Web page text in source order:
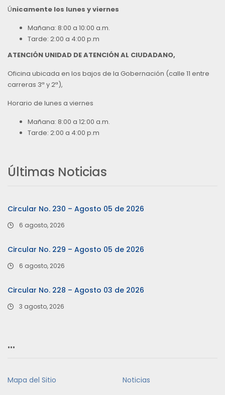
Únicamente los lunes y viernes
Mañana: 8:00 a 10:00 a.m.
Tarde: 2:00 a 4:00 p.m
ATENCIÓN UNIDAD DE ATENCIÓN AL CIUDADANO,
Oficina ubicada en los bajos de la Gobernación (calle 11 entre
carreras 3ª y 2ª),
Horario de lunes a viernes
Mañana: 8:00 a 12:00 a.m.
Tarde: 2:00 a 4:00 p.m
Últimas Noticias
Circular No. 230 – Agosto 05 de 2026
6 agosto, 2026
Circular No. 229 – Agosto 05 de 2026
6 agosto, 2026
Circular No. 228 – Agosto 03 de 2026
3 agosto, 2026
…
Mapa del Sitio
Noticias